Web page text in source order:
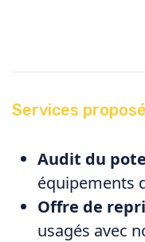
Services
Audit du
équipements
Offre de
usagés avec